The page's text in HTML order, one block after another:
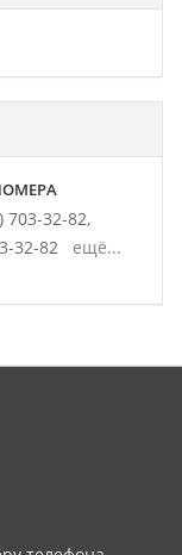
703-32-82,
32-82 ещё...